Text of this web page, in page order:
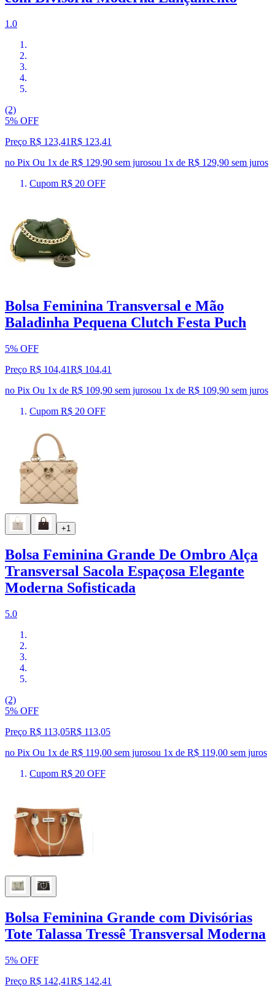
1.0
(2)
5% OFF
Preço R$ 123,41R$ 123,41
no Pix Ou 1x de R$ 129,90 sem jurosou 1x de R$ 129,90 sem juros
Cupom R$ 20 OFF
Bolsa Feminina Transversal e Mão
Baladinha Pequena Clutch Festa Puch
5% OFF
Preço R$ 104,41R$ 104,41
no Pix Ou 1x de R$ 109,90 sem jurosou 1x de R$ 109,90 sem juros
Cupom R$ 20 OFF
+1
Bolsa Feminina Grande De Ombro Alça
Transversal Sacola Espaçosa Elegante
Moderna Sofisticada
5.0
(2)
5% OFF
Preço R$ 113,05R$ 113,05
no Pix Ou 1x de R$ 119,00 sem jurosou 1x de R$ 119,00 sem juros
Cupom R$ 20 OFF
Bolsa Feminina Grande com Divisórias
Tote Talassa Tressê Transversal Moderna
5% OFF
Preço R$ 142,41R$ 142,41